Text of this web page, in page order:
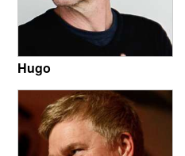
Hugo